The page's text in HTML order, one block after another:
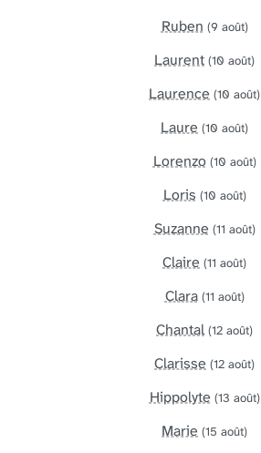
Ruben (9 août)
Laurent (10 août)
Laurence (10 août)
Laure (10 août)
Lorenzo (10 août)
Loris (10 août)
Suzanne (11 août)
Claire (11 août)
Clara (11 août)
Chantal (12 août)
Clarisse (12 août)
Hippolyte (13 août)
Marie (15 août)